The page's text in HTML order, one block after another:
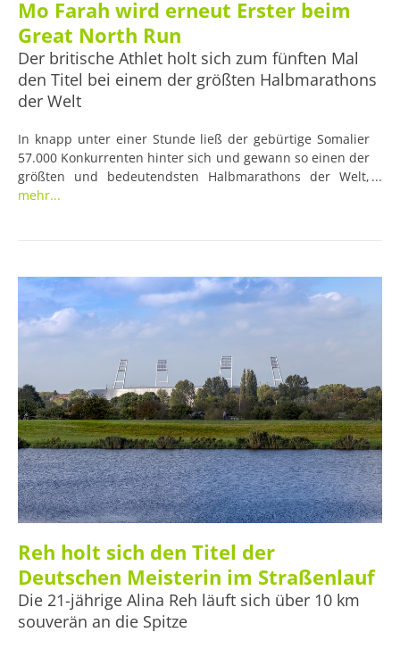
Mo Farah wird erneut Erster beim
Great North Run
Der britische Athlet holt sich zum fünften Mal
den Titel bei einem der größten Halbmarathons
der Welt
In knapp unter einer Stunde ließ der gebürtige Somalier
57.000 Konkurrenten hinter sich und gewann so einen der
größten und bedeutendsten Halbmarathons der Welt,
und das zum fünften Mal in Folge. Seit 2014 sticht er
mehr...
Reh holt sich den Titel der
Deutschen Meisterin im Straßenlauf
Die 21-jährige Alina Reh läuft sich über 10 km
souverän an die Spitze